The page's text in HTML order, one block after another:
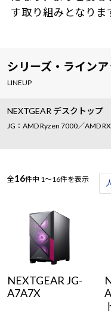
す取り組みとなりま
シリーズ・ライン
LINEUP
NEXTGEAR デスクトップ
JG：AMD Ryzen 7000／AMD
全16件中 1～16件を表示
NEXTGEAR JG-
A7A7X